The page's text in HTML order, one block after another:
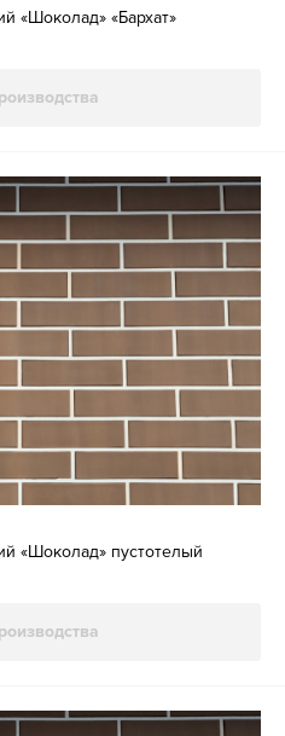
«Шоколад» «Бархат»
«Шоколад» пустотелый